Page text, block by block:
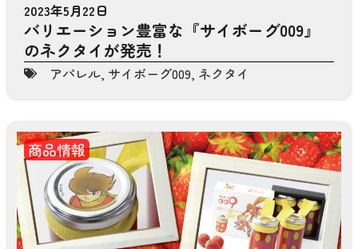
2023年5月22日
バリエーション豊富な『サイボーグ009』
のネクタイが発売！
アパレル, サイボーグ009, ネクタイ
商品情報